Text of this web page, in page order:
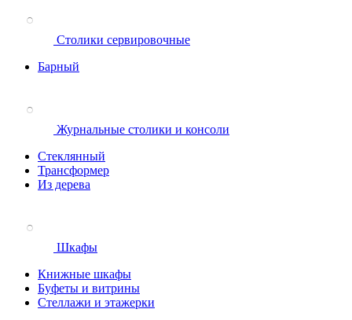
Столики сервировочные
Барный
Журнальные столики и консоли
Стеклянный
Трансформер
Из дерева
Шкафы
Книжные шкафы
Буфеты и витрины
Стеллажи и этажерки